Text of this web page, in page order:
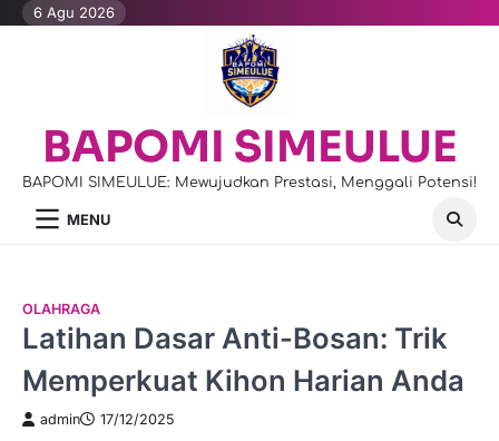
Skip6 Agu 2026
BAPOMI SIMEULUE
BAPOMI SIMEULUE: Mewujudkan Prestasi, Menggali Potensi!
MENU
OLAHRAGA
Latihan Dasar Anti-Bosan: Trik
Memperkuat Kihon Harian Anda
admin 17/12/2025